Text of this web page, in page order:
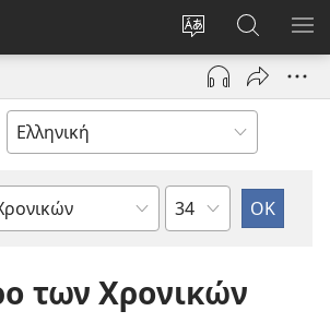
Αλλαγή
γλώσσας
ιστότοπου
Σύνδεση
(ανοίγει
παράθυρο)
στο
JW.ORG
Κεφάλαιο
των Χρονικών